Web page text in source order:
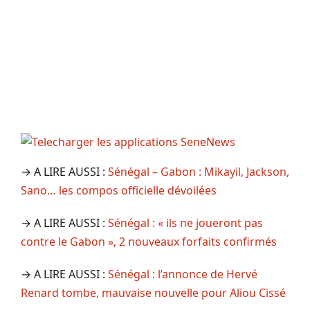
→ A LIRE AUSSI : Sénégal – Gabon : Mikayil, Jackson,
Sano… les compos officielle dévoilées
→ A LIRE AUSSI : Sénégal : « ils ne joueront pas
contre le Gabon », 2 nouveaux forfaits confirmés
→ A LIRE AUSSI : Sénégal : l’annonce de Hervé
Renard tombe, mauvaise nouvelle pour Aliou Cissé